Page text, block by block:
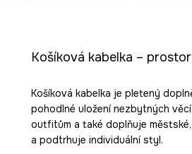
Košíková kabelka –
Košíková kabelka je pletený
pohodlné uložení nezbytných
outfitům a také doplňuje
a podtrhuje individuální styl.